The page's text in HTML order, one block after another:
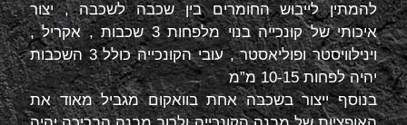
להמתין לייבוש החומרים בין שכבה לשכבה , יצור
איכותי של קונכייה בנוי מלפחות 3 שכבות , אקריל ,
וינילוויסטר ופוליאסטר , עובי הקונכייה כולל 3 השכבות
יהיה לפחות 10-15 מ”מ
בנוסף ייצור בשכבה אחת בוואקום מגביל מאוד את